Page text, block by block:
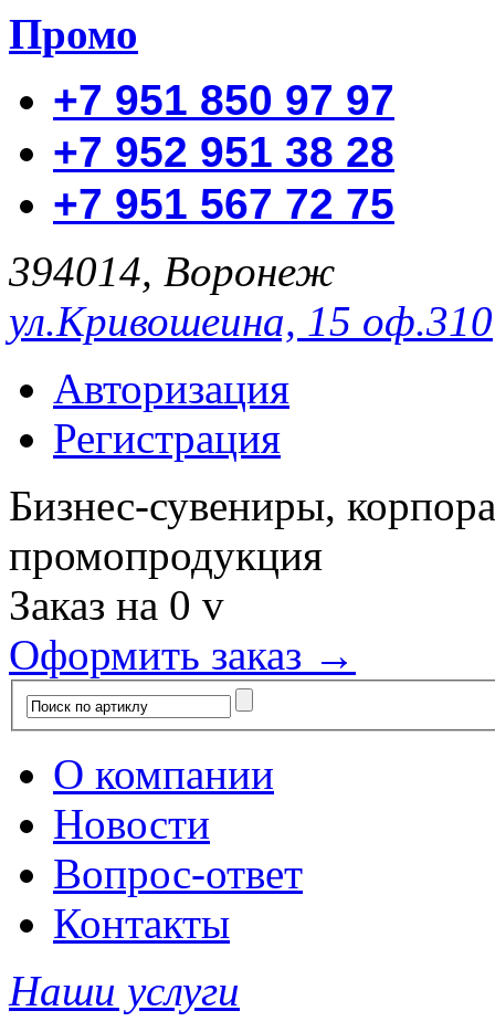
Промо
+7 951 850 97 97
+7 952 951 38 28
+7 951 567 72 75
394014, Воронеж
ул.Кривошеина, 15 оф.310
Авторизация
Регистрация
Бизнес-сувениры,
промопродукция
Заказ на 0 v
Оформить заказ →
О компании
Новости
Вопрос-ответ
Контакты
Наши услуги